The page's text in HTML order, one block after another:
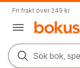
Fri frakt över 249 kr
Sök bok,